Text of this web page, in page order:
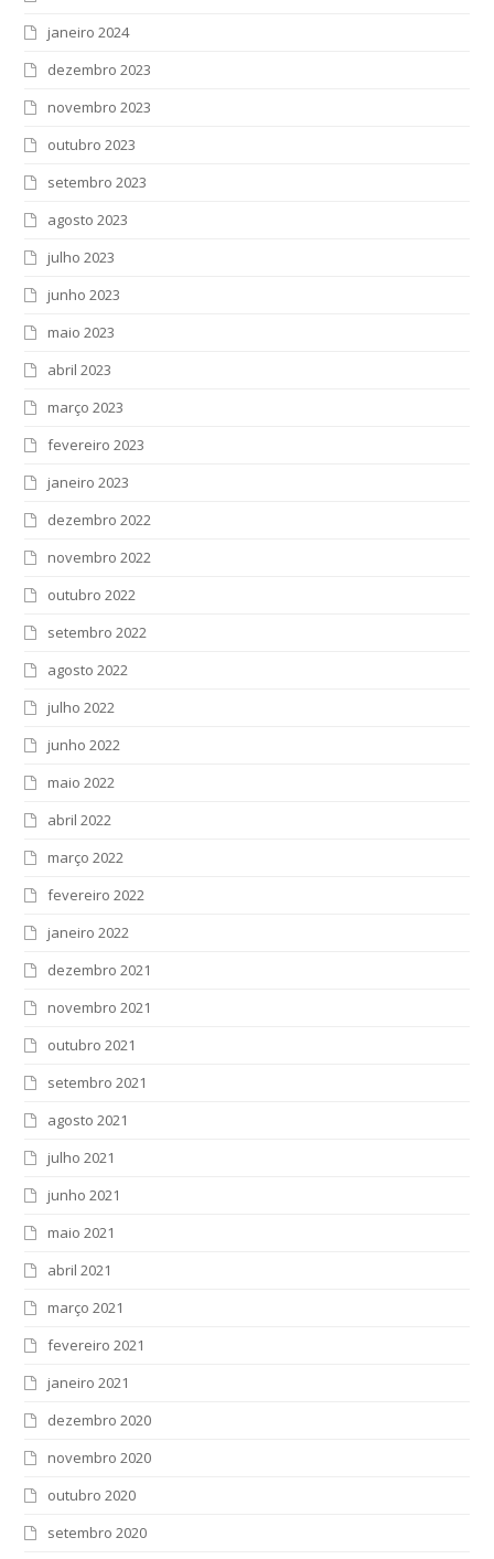
janeiro 2024
dezembro 2023
novembro 2023
outubro 2023
setembro 2023
agosto 2023
julho 2023
junho 2023
maio 2023
abril 2023
março 2023
fevereiro 2023
janeiro 2023
dezembro 2022
novembro 2022
outubro 2022
setembro 2022
agosto 2022
julho 2022
junho 2022
maio 2022
abril 2022
março 2022
fevereiro 2022
janeiro 2022
dezembro 2021
novembro 2021
outubro 2021
setembro 2021
agosto 2021
julho 2021
junho 2021
maio 2021
abril 2021
março 2021
fevereiro 2021
janeiro 2021
dezembro 2020
novembro 2020
outubro 2020
setembro 2020